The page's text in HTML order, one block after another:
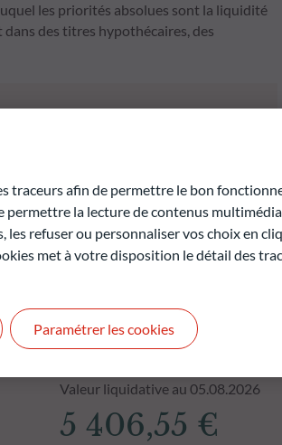
les priorités absolues sont la liquidité
des titres hypothécaires, des
futures et ne sont pas constantes dans
Valeur liquidative au 05.08.2026
5 406,55 €
traceurs afin de permettre le bon
permettre la lecture de contenus
les refuser ou personnaliser vos choix en
met à votre disposition le détail des
Paramétrer les cookies